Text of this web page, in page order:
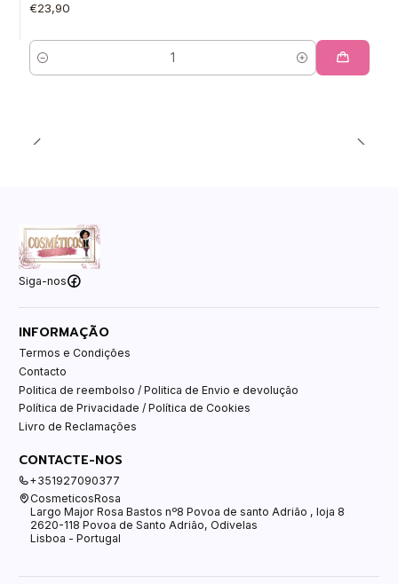
€23,90
Quantidade
Siga-nos
INFORMAÇÃO
Termos e Condições
Contacto
Politica de reembolso / Politica de Envio e devolução
Política de Privacidade / Política de Cookies
Livro de Reclamações
CONTACTE-NOS
+351927090377
CosmeticosRosa
Largo Major Rosa Bastos nº8 Povoa de santo Adrião , loja 8
2620-118 Povoa de Santo Adrião, Odivelas
Lisboa - Portugal